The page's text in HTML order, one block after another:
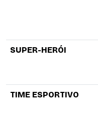
SUPER-HERÓI
TIME ESPORTIVO